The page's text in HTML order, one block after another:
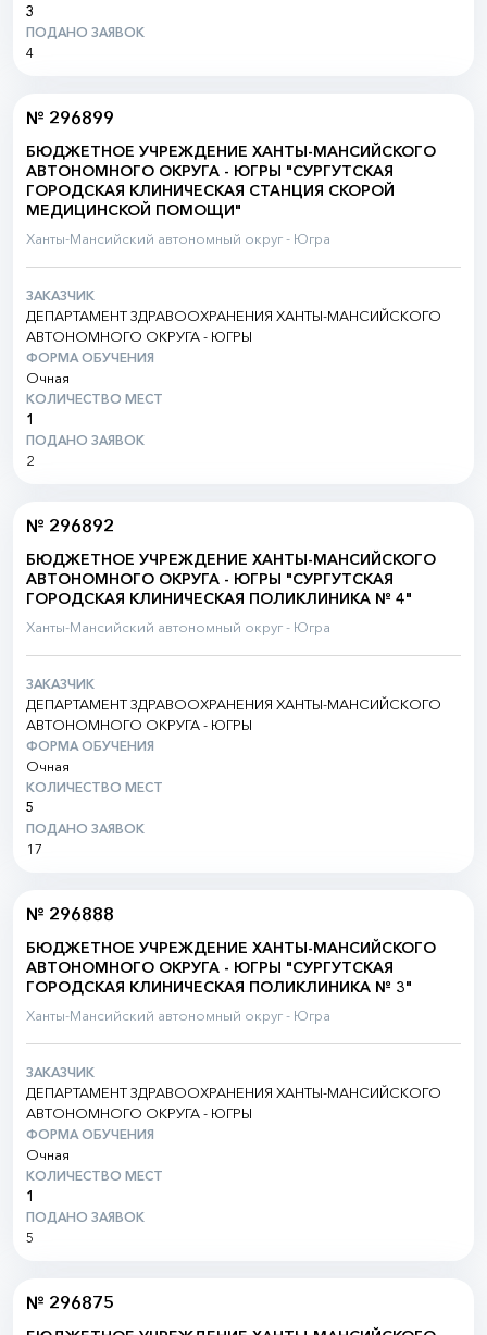
3
ПОДАНО ЗАЯВОК
4
№ 296899
БЮДЖЕТНОЕ УЧРЕЖДЕНИЕ ХАНТЫ-МАНСИЙСКОГО
АВТОНОМНОГО ОКРУГА - ЮГРЫ "СУРГУТСКАЯ
ГОРОДСКАЯ КЛИНИЧЕСКАЯ СТАНЦИЯ СКОРОЙ
МЕДИЦИНСКОЙ ПОМОЩИ"
Ханты-Мансийский автономный округ - Югра
ЗАКАЗЧИК
ДЕПАРТАМЕНТ ЗДРАВООХРАНЕНИЯ ХАНТЫ-МАНСИЙСКОГО
АВТОНОМНОГО ОКРУГА - ЮГРЫ
ФОРМА ОБУЧЕНИЯ
Очная
КОЛИЧЕСТВО МЕСТ
1
ПОДАНО ЗАЯВОК
2
№ 296892
БЮДЖЕТНОЕ УЧРЕЖДЕНИЕ ХАНТЫ-МАНСИЙСКОГО
АВТОНОМНОГО ОКРУГА - ЮГРЫ "СУРГУТСКАЯ
ГОРОДСКАЯ КЛИНИЧЕСКАЯ ПОЛИКЛИНИКА № 4"
Ханты-Мансийский автономный округ - Югра
ЗАКАЗЧИК
ДЕПАРТАМЕНТ ЗДРАВООХРАНЕНИЯ ХАНТЫ-МАНСИЙСКОГО
АВТОНОМНОГО ОКРУГА - ЮГРЫ
ФОРМА ОБУЧЕНИЯ
Очная
КОЛИЧЕСТВО МЕСТ
5
ПОДАНО ЗАЯВОК
17
№ 296888
БЮДЖЕТНОЕ УЧРЕЖДЕНИЕ ХАНТЫ-МАНСИЙСКОГО
АВТОНОМНОГО ОКРУГА - ЮГРЫ "СУРГУТСКАЯ
ГОРОДСКАЯ КЛИНИЧЕСКАЯ ПОЛИКЛИНИКА № 3"
Ханты-Мансийский автономный округ - Югра
ЗАКАЗЧИК
ДЕПАРТАМЕНТ ЗДРАВООХРАНЕНИЯ ХАНТЫ-МАНСИЙСКОГО
АВТОНОМНОГО ОКРУГА - ЮГРЫ
ФОРМА ОБУЧЕНИЯ
Очная
КОЛИЧЕСТВО МЕСТ
1
ПОДАНО ЗАЯВОК
5
№ 296875